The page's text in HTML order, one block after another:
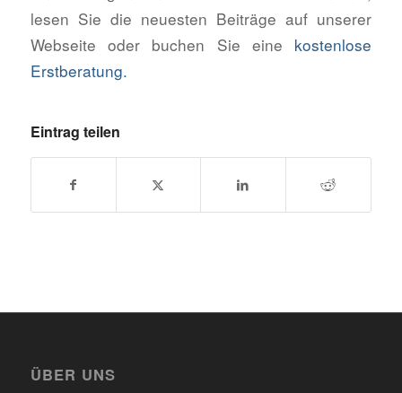
lesen Sie die neuesten Beiträge auf unserer
Webseite oder buchen Sie eine kostenlose
Erstberatung.
Eintrag teilen
ÜBER UNS